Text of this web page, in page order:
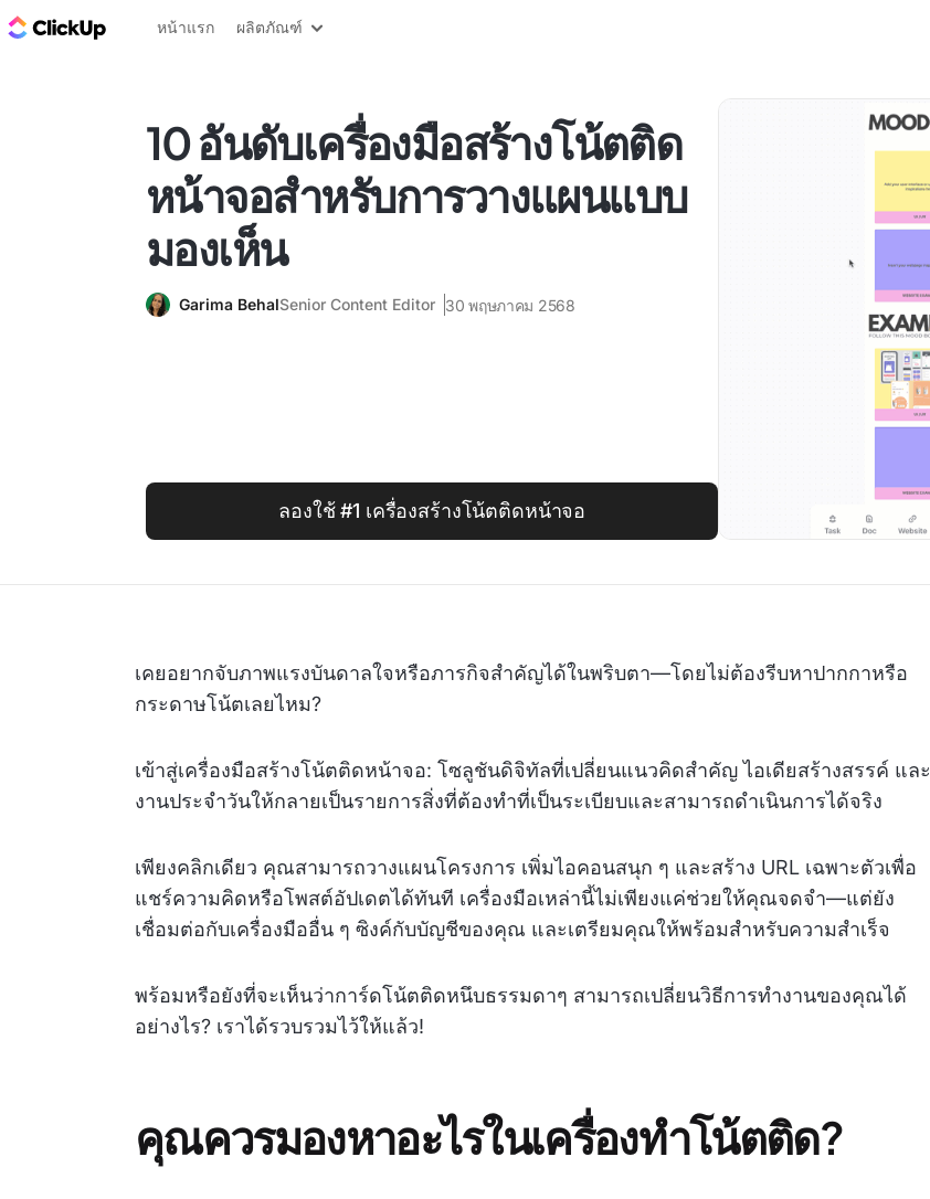
บล็อก ClickUp
หน้าแรก ผลิตภัณฑ์
10 อันดับเครื่องมือสร้างโน้ตติด
หน้าจอสำหรับการวางแผนแบบ
มองเห็น
Garima BehalSenior Content Editor 30 พฤษภาคม 2568
ลองใช้ #1 เครื่องสร้างโน้ตติดหน้าจอ
เคยอยากจับภาพแรงบันดาลใจหรือภารกิจสำคัญได้ในพริบตา—โดยไม่ต้องรีบหาปากกาหรือ
กระดาษโน้ตเลยไหม?
เข้าสู่เครื่องมือสร้างโน้ตติดหน้าจอ: โซลูชันดิจิทัลที่เปลี่ยนแนวคิดสำคัญ ไอเดียสร้างสรรค์ และ
งานประจำวันให้กลายเป็นรายการสิ่งที่ต้องทำที่เป็นระเบียบและสามารถดำเนินการได้จริง
เพียงคลิกเดียว คุณสามารถวางแผนโครงการ เพิ่มไอคอนสนุก ๆ และสร้าง URL เฉพาะตัวเพื่อ
แชร์ความคิดหรือโพสต์อัปเดตได้ทันที เครื่องมือเหล่านี้ไม่เพียงแค่ช่วยให้คุณจดจำ—แต่ยัง
เชื่อมต่อกับเครื่องมืออื่น ๆ ซิงค์กับบัญชีของคุณ และเตรียมคุณให้พร้อมสำหรับความสำเร็จ
พร้อมหรือยังที่จะเห็นว่าการ์ดโน้ตติดหนึบธรรมดาๆ สามารถเปลี่ยนวิธีการทำงานของคุณได้
อย่างไร? เราได้รวบรวมไว้ให้แล้ว!
คุณควรมองหาอะไรในเครื่องทำโน้ตติด?